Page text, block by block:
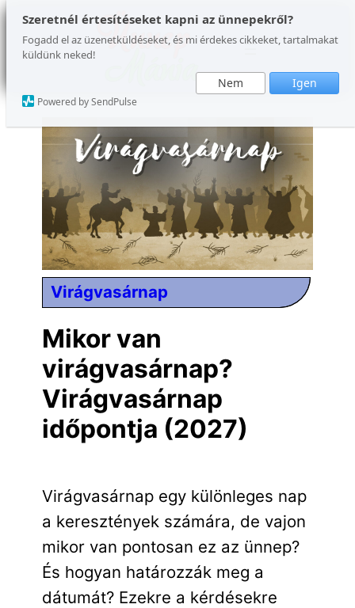
Szeretnél értesítéseket kapni az ünnepekről?
Fogadd el az üzenetküldéseket, és mi érdekes cikkeket, tartalmakat
küldünk neked!
Nem Igen
Powered by SendPulse
Ugrás
tartalomhoz
Virágvasárnap
Mikor van
virágvasárnap?
Virágvasárnap
időpontja (2027)
Virágvasárnap egy különleges nap
a keresztények számára, de vajon
mikor van pontosan ez az ünnep?
És hogyan határozzák meg a
dátumát? Ezekre a kérdésekre